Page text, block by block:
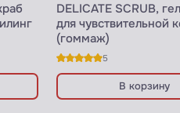
DELICATE SCRUB,
для чувствительной
(гоммаж)
5
В корзину